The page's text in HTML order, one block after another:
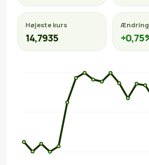
Højeste kurs
14,7935
Ændring